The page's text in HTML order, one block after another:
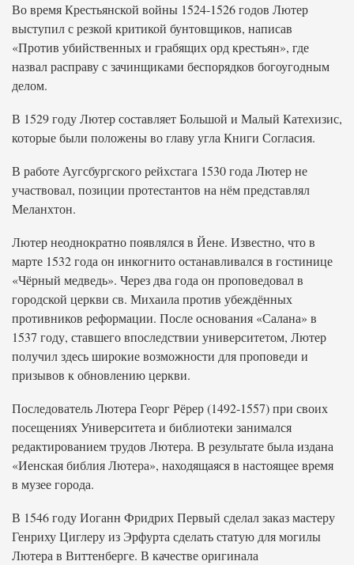
Во время Крестьянской войны 1524-1526 годов Лютер
выступил с резкой критикой бунтовщиков, написав
«Против убийственных и грабящих орд крестьян», где
назвал расправу с зачинщиками беспорядков богоугодным
делом.
В 1529 году Лютер составляет Большой и Малый Катехизис,
которые были положены во главу угла Книги Согласия.
В работе Аугсбургского рейхстага 1530 года Лютер не
участвовал, позиции протестантов на нём представлял
Меланхтон.
Лютер неоднократно появлялся в Йене. Известно, что в
марте 1532 года он инкогнито останавливался в гостинице
«Чёрный медведь». Через два года он проповедовал в
городской церкви св. Михаила против убеждённых
противников реформации. После основания «Салана» в
1537 году, ставшего впоследствии университетом, Лютер
получил здесь широкие возможности для проповеди и
призывов к обновлению церкви.
Последователь Лютера Георг Рёрер (1492-1557) при своих
посещениях Университета и библиотеки занимался
редактированием трудов Лютера. В результате была издана
«Иенская библия Лютера», находящаяся в настоящее время
в музее города.
В 1546 году Иоганн Фридрих Первый сделал заказ мастеру
Генриху Циглеру из Эрфурта сделать статую для могилы
Лютера в Виттенберге. В качестве оригинала